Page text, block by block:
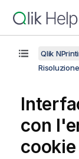
Qlik
con